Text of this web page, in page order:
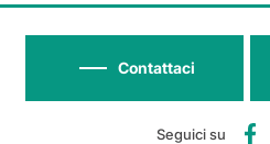
Seguici su
Contattaci